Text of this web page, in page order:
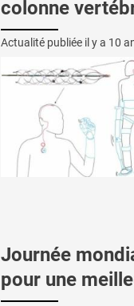
colonne
Actualité publiée il y a 10
Journée
pour une